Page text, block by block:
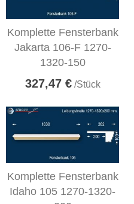
Komplette Fensterbank
Jakarta 106-F 1270-
1320-150
327,47 €/Stück
Komplette Fensterbank
Idaho 105 1270-1320-